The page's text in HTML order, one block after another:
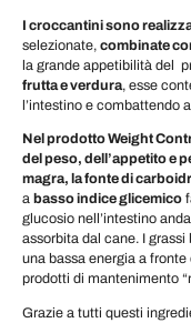
I croccantini sono
selezionate, combinate
la grande appetibilità del
frutta e verdura, esse
l’intestino e combattendo
Nel prodotto Weight
del peso, dell’appetito e
magra, la fonte di
a basso indice glicemico
glucosio nell’intestino
assorbita dal cane. I
una bassa energia a
prodotti di mantenimento
Grazie a tutti questi